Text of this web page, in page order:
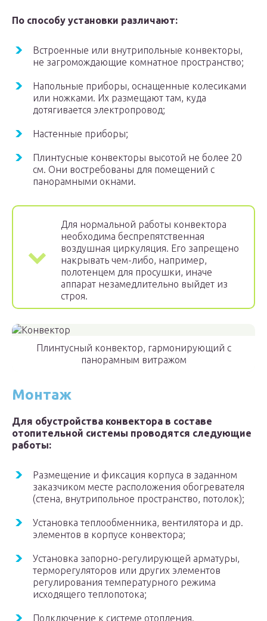
По способу установки различают:
Встроенные или внутрипольные конвекторы,
не загромождающие комнатное пространство;
Напольные приборы, оснащенные колесиками
или ножками. Их размещают там, куда
дотягивается электропровод;
Настенные приборы;
Плинтусные конвекторы высотой не более 20
см. Они востребованы для помещений с
панорамными окнами.
Для нормальной работы конвектора
необходима беспрепятственная
воздушная циркуляция. Его запрещено
накрывать чем-либо, например,
полотенцем для просушки, иначе
аппарат незамедлительно выйдет из
строя.
Плинтусный конвектор, гармонирующий с
панорамным витражом
Монтаж
Для обустройства конвектора в составе
отопительной системы проводятся следующие
работы:
Размещение и фиксация корпуса в заданном
заказчиком месте расположения обогревателя
(стена, внутрипольное пространство, потолок);
Установка теплообменника, вентилятора и др.
элементов в корпусе конвектора;
Установка запорно-регулирующей арматуры,
терморегуляторов или других элементов
регулирования температурного режима
исходящего теплопотока;
Подключение к системе отопления.